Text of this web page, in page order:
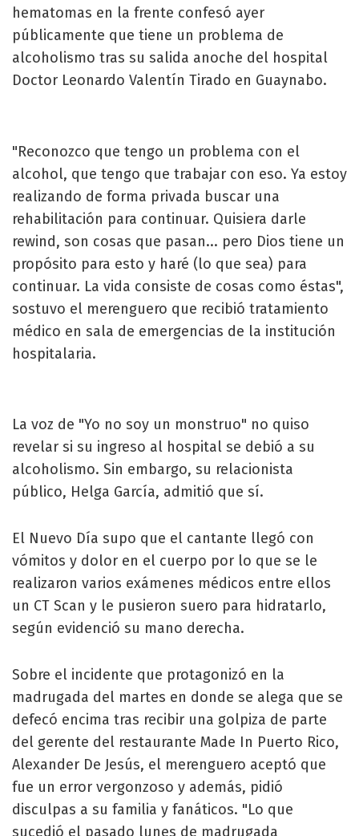
hematomas en la frente confesó ayer
públicamente que tiene un problema de
alcoholismo tras su salida anoche del hospital
Doctor Leonardo Valentín Tirado en Guaynabo.
"Reconozco que tengo un problema con el
alcohol, que tengo que trabajar con eso. Ya estoy
realizando de forma privada buscar una
rehabilitación para continuar. Quisiera darle
rewind, son cosas que pasan... pero Dios tiene un
propósito para esto y haré (lo que sea) para
continuar. La vida consiste de cosas como éstas",
sostuvo el merenguero que recibió tratamiento
médico en sala de emergencias de la institución
hospitalaria.
La voz de "Yo no soy un monstruo" no quiso
revelar si su ingreso al hospital se debió a su
alcoholismo. Sin embargo, su relacionista
público, Helga García, admitió que sí.
El Nuevo Día supo que el cantante llegó con
vómitos y dolor en el cuerpo por lo que se le
realizaron varios exámenes médicos entre ellos
un CT Scan y le pusieron suero para hidratarlo,
según evidenció su mano derecha.
Sobre el incidente que protagonizó en la
madrugada del martes en donde se alega que se
defecó encima tras recibir una golpiza de parte
del gerente del restaurante Made In Puerto Rico,
Alexander De Jesús, el merenguero aceptó que
fue un error vergonzoso y además, pidió
disculpas a su familia y fanáticos. "Lo que
sucedió el pasado lunes de madrugada